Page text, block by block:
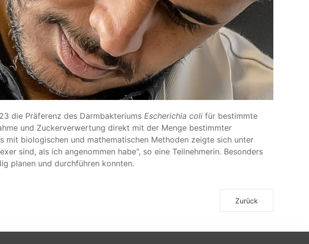
die Präferenz des Darmbakteriums Escherichia coli für bestimmte
und Zuckerverwertung direkt mit der Menge bestimmter
mit biologischen und mathematischen Methoden zeigte sich unter
sind, als ich angenommen habe", so eine Teilnehmerin. Besonders
planen und durchführen konnten.
Zurück